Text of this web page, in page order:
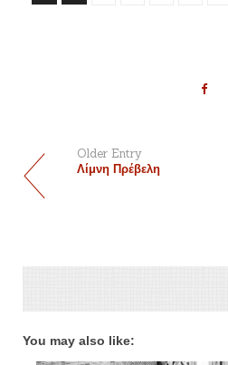
Older Entry
Λίμνη Πρέβελη
You may also like: